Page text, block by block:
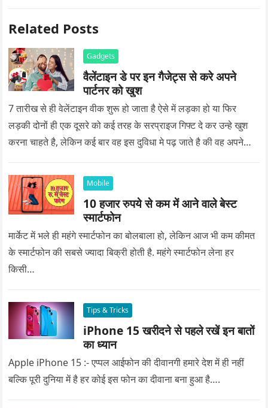
Related Posts
Gadgets
वैलेंटाइन डे पर इन गैजेट्स से करे अपने
पार्टनर को खुश
7 तारीख से ही वेलेंटाइन वीक शुरू हो जाता है ऐसे में लड़का हो या फिर
लड़की दोनों ही एक दूसरे को कई तरह के सरप्राइज गिफ्ट दे कर उन्हे खुश
करना चाहते है, लेकिन कई बार वह इस दुविधा मे पढ़ जाते है की वह अपने
Mobile
10 हजार रुपये से कम में आने वाले बेस्ट
स्मार्टफोन
मार्केट में भले ही महंगे स्मार्टफोन का बोलबाला हो, लेकिन आज भी कम कीमत
के स्मार्टफोन की सबसे ज्यादा बिक्री होती है. महंगे स्मार्टफोन लेना हर
किसी…
Tips & Tricks
iPhone 15 खरीदने से पहले रखें इन बातों
का ध्यान
Apple iPhone 15 :- एप्पल आईफोन की दीवानगी हमारे देश में ही नहीं
बल्कि पूरी दुनिया में है हर कोई इस फोन का दीवाना बना हुआ है….